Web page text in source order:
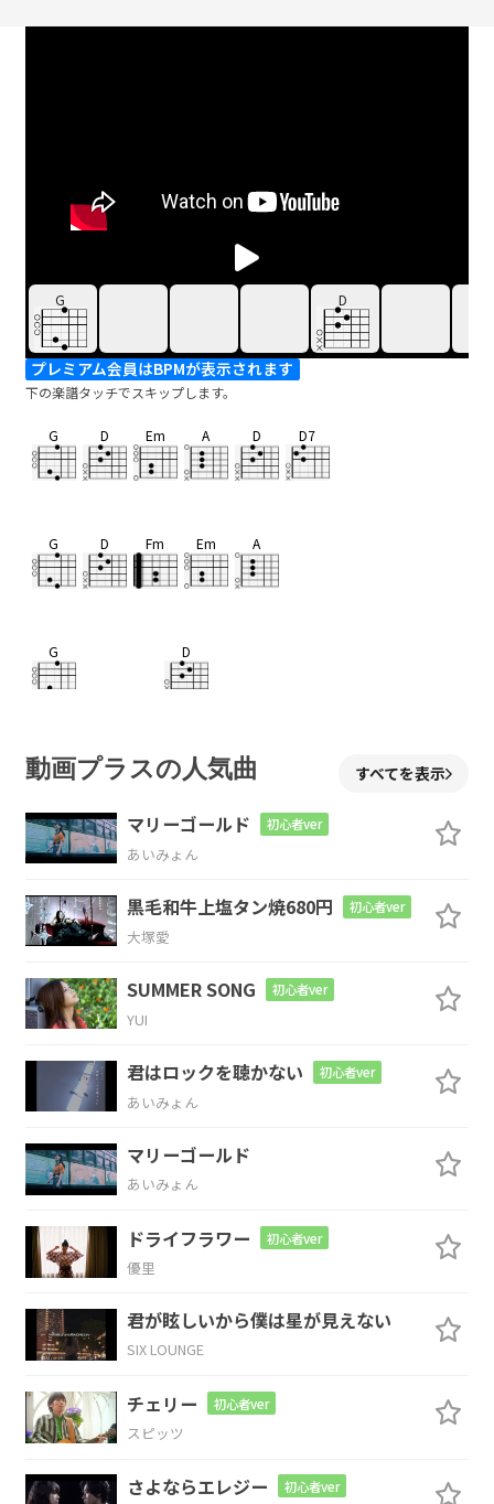
G D
プレミアム会員はBPMが表示されます
下の楽譜タッチでスキップします。
G D Em A D D7
G D Fm Em A
G D
Em
今
A
更変え られない 色
G
物語った 私
あとが
Em
きへ
振り解いた
D
Em
情が ちょっと 見え隠 れ
それだけでもう
Em A N.C
動画プラスの人気曲 すべてを表示
マリーゴールド 初心者ver
あいみょん
黒毛和牛上塩タン焼680円 初心者ver
大塚愛
SUMMER SONG 初心者ver
YUI
君はロックを聴かない 初心者ver
あいみょん
マリーゴールド
あいみょん
ドライフラワー 初心者ver
優里
君が眩しいから僕は星が見えない
SIX LOUNGE
チェリー 初心者ver
スピッツ
さよならエレジー 初心者ver